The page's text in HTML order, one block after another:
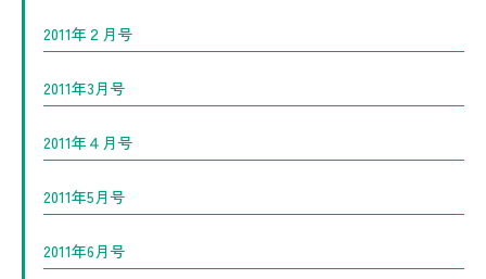
2011年２月号
2011年3月号
2011年４月号
2011年5月号
2011年6月号